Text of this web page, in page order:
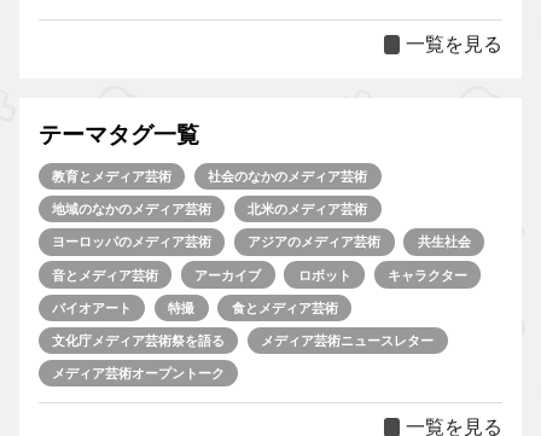
一覧を見る
テーマタグ一覧
教育とメディア芸術 社会のなかのメディア芸術
地域のなかのメディア芸術 北米のメディア芸術
ヨーロッパのメディア芸術 アジアのメディア芸術 共生社会
音とメディア芸術 アーカイブ ロボット キャラクター
バイオアート 特撮 食とメディア芸術
文化庁メディア芸術祭を語る メディア芸術ニュースレター
メディア芸術オープントーク
一覧を見る